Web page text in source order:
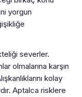
yorgun
severler.
olmalarına karşın
kolay
Aptalca risklere